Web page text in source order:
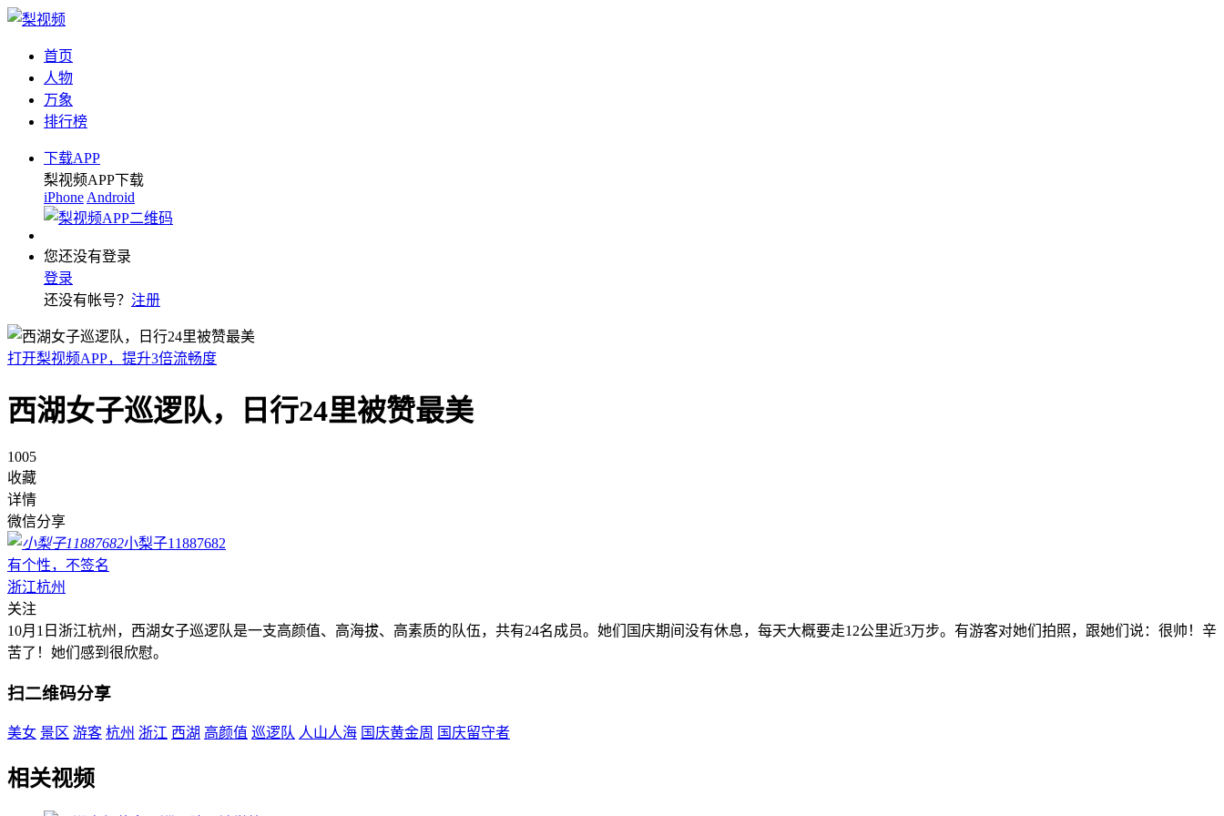
首页
人物
万象
排行榜
下载APP
梨视频APP下载
iPhone Android
您还没有登录
登录
还没有帐号？ 注册
打开梨视频APP，提升3倍流畅度
西湖女子巡逻队，日行24里被赞最美
1005
收藏
详情
微信分享
小梨子11887682
有个性，不签名
浙江杭州
关注
10月1日浙江杭州，西湖女子巡逻队是一支高颜值、高海拔、高素质的队伍，共有24名成员。她们国庆期间没有休息，每天大概要走12公里近3万步。有游客对她们拍照，跟她们说：很帅！辛
苦了！她们感到很欣慰。
扫二维码分享
美女 景区 游客 杭州 浙江 西湖 高颜值 巡逻队 人山人海 国庆黄金周 国庆留守者
相关视频